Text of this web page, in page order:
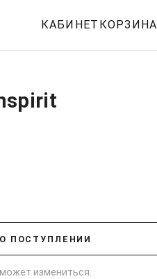
КАБИНЕТ КОРЗИНА
ПОСТУПЛЕНИИ
измениться.